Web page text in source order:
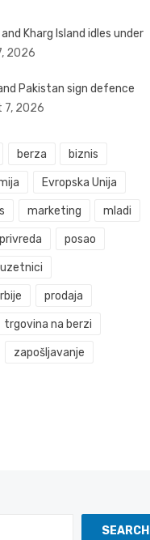
Kharg Island idles under
2026
Pakistan sign defence
7, 2026
berza biznis
Evropska Unija
marketing mladi
posao
prodaja
trgovina na berzi
zapošljavanje
SEARCH